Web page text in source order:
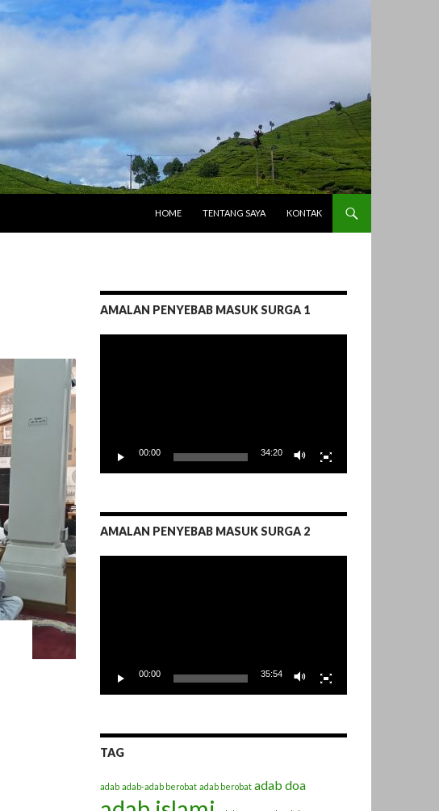
HOME
TENTANG SAYA KONTAK
AMALAN PENYEBAB MASUK SURGA 1
00:00 34:20
AMALAN PENYEBAB MASUK SURGA 2
00:00 35:54
TAG
adab adab-adab berobat adab berobat adab doa